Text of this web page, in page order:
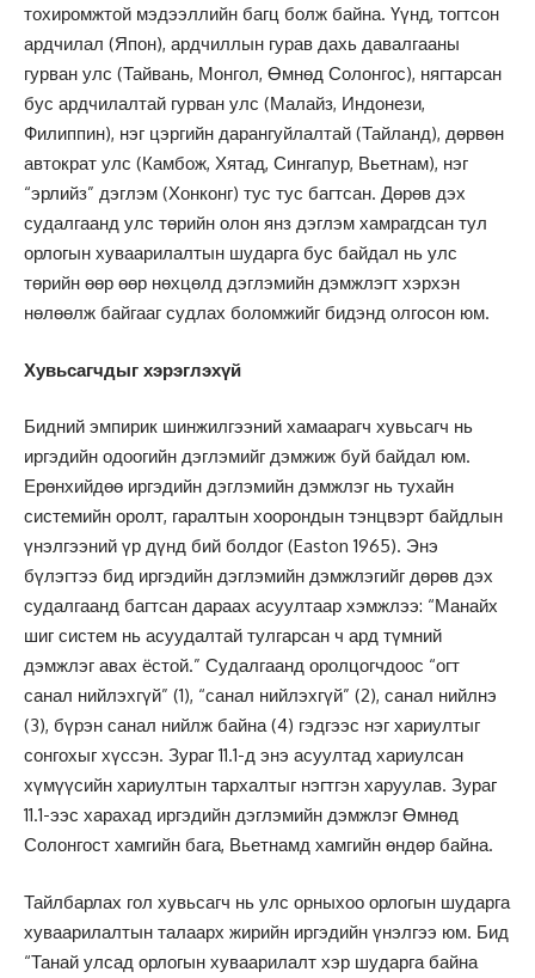
тохиромжтой мэдээллийн багц болж байна. Үүнд, тогтсон
ардчилал (Япон), ардчиллын гурав дахь давалгааны
гурван улс (Тайвань, Монгол, Өмнөд Солонгос), нягтарсан
бус ардчилалтай гурван улс (Малайз, Индонези,
Филиппин), нэг цэргийн дарангуйлалтай (Тайланд), дөрвөн
автократ улс (Камбож, Хятад, Сингапур, Вьетнам), нэг
“эрлийз” дэглэм (Хонконг) тус тус багтсан. Дөрөв дэх
судалгаанд улс төрийн олон янз дэглэм хамрагдсан тул
орлогын хуваарилалтын шударга бус байдал нь улс
төрийн өөр өөр нөхцөлд дэглэмийн дэмжлэгт хэрхэн
нөлөөлж байгааг судлах боломжийг бидэнд олгосон юм.
Хувьсагчдыг хэрэглэхүй
Бидний эмпирик шинжилгээний хамаарагч хувьсагч нь
иргэдийн одоогийн дэглэмийг дэмжиж буй байдал юм.
Ерөнхийдөө иргэдийн дэглэмийн дэмжлэг нь тухайн
системийн оролт, гаралтын хоорондын тэнцвэрт байдлын
үнэлгээний үр дүнд бий болдог (Easton 1965). Энэ
бүлэгтээ бид иргэдийн дэглэмийн дэмжлэгийг дөрөв дэх
судалгаанд багтсан дараах асуултаар хэмжлээ: “Манайх
шиг систем нь асуудалтай тулгарсан ч ард түмний
дэмжлэг авах ёстой.” Судалгаанд оролцогчдоос “огт
санал нийлэхгүй” (1), “санал нийлэхгүй” (2), санал нийлнэ
(3), бүрэн санал нийлж байна (4) гэдгээс нэг хариултыг
сонгохыг хүссэн. Зураг 11.1-д энэ асуултад хариулсан
хүмүүсийн хариултын тархалтыг нэгтгэн харуулав. Зураг
11.1-ээс харахад иргэдийн дэглэмийн дэмжлэг Өмнөд
Солонгост хамгийн бага, Вьетнамд хамгийн өндөр байна.
Тайлбарлах гол хувьсагч нь улс орныхоо орлогын шударга
хуваарилалтын талаарх жирийн иргэдийн үнэлгээ юм. Бид
“Танай улсад орлогын хуваарилалт хэр шударга байна